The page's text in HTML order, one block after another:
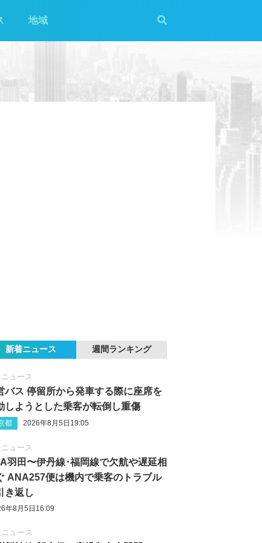
地域
新着ニュース 週間ランキング
ュース
バス 停留所から発車する際に座席を
しようとした乗客が転倒し重傷
都 2026年8月5日19:05
ュース
羽田〜伊丹線･福岡線で欠航や遅延相
ANA257便は機内で乗客のトラブル
き返し
年8月5日16:09
ュース